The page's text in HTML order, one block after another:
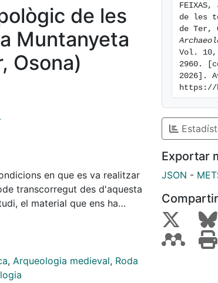
de les
Muntanyeta
Osona)
en que es va realitzar
transcorregut des d'aquesta
el material que ens ha
aixó ens ha impedit de
més ben conservar (el de
mesures s'han pres per
orientar en I'eix
, Arqueologia medieval, Roda
de les
de Ter,
Vol. 10,
2960.
2026].
https://
Exportar
JSON -